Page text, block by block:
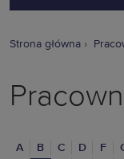
Strona główna
A B C D F